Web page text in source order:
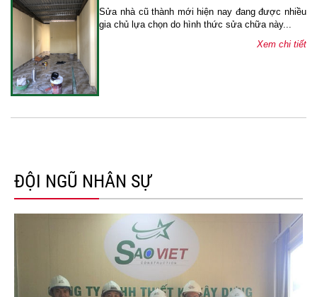
Sửa nhà cũ thành mới hiện nay đang được nhiều
gia chủ lựa chọn do hình thức sửa chữa này...
Xem chi tiết
ĐỘI NGŨ NHÂN SỰ